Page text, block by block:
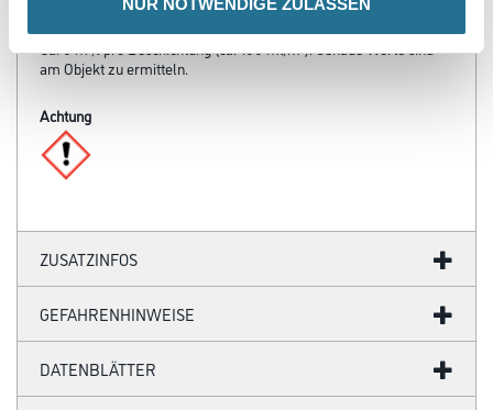
Ca. 6 m²/l pro Beschichtung (ca. 160 ml/m²). Genaue Werte sind
am Objekt zu ermitteln.
Achtung
ZUSATZINFOS
GEFAHRENHINWEISE
DATENBLÄTTER